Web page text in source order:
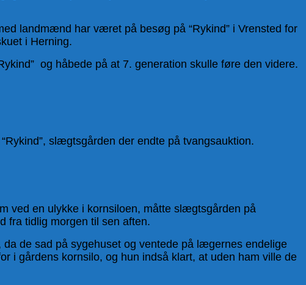
landmænd har været på besøg på “Rykind” i Vrensted for
i Herning.
og håbede på at 7. generation skulle føre den videre.
slægtsgården der endte på tvangsauktion.
ved en ulykke i kornsiloen, måtte slægtsgården på
fra tidlig morgen til sen aften.
de sad på sygehuset og ventede på lægernes endelige
i gårdens kornsilo, og hun indså klart, at uden ham ville de